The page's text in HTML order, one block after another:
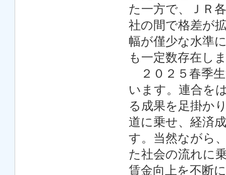
た一方で、ＪＲ
社の間で格差が
幅が僅少な水準
も一定数存在し
２０２５春季
います。連合を
る成果を足掛か
道に乗せ、経済
す。当然ながら
た社会の流れに
賃金向上を不断